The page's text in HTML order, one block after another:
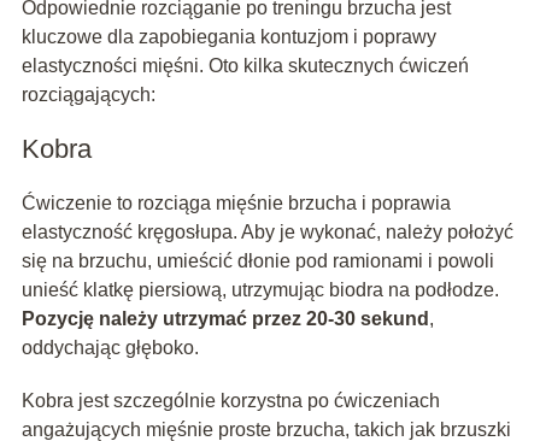
Odpowiednie rozciąganie po treningu brzucha jest
kluczowe dla zapobiegania kontuzjom i poprawy
elastyczności mięśni. Oto kilka skutecznych ćwiczeń
rozciągających:
Kobra
Ćwiczenie to rozciąga mięśnie brzucha i poprawia
elastyczność kręgosłupa. Aby je wykonać, należy położyć
się na brzuchu, umieścić dłonie pod ramionami i powoli
unieść klatkę piersiową, utrzymując biodra na podłodze.
Pozycję należy utrzymać przez 20-30 sekund ,
oddychając głęboko.
Kobra jest szczególnie korzystna po ćwiczeniach
angażujących mięśnie proste brzucha, takich jak brzuszki